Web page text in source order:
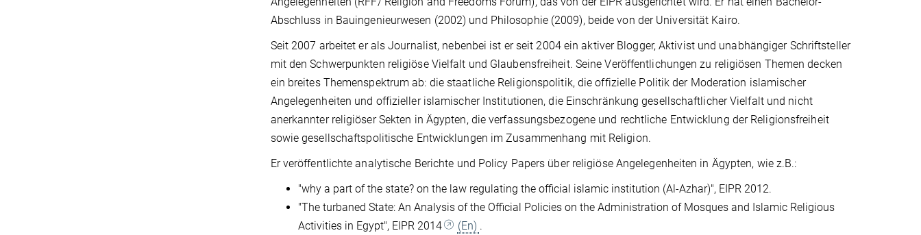
Abschluss in Bauingenieurwesen (2002) und Philosophie (2009), beide von der Universität Kairo.
Seit 2007 arbeitet er als Journalist, nebenbei ist er seit 2004 ein aktiver Blogger, Aktivist und unabhängiger Schriftsteller
mit den Schwerpunkten religiöse Vielfalt und Glaubensfreiheit. Seine Veröffentlichungen zu religiösen Themen decken
ein breites Themenspektrum ab: die staatliche Religionspolitik, die offizielle Politik der Moderation islamischer
Angelegenheiten und offizieller islamischer Institutionen, die Einschränkung gesellschaftlicher Vielfalt und nicht
anerkannter religiöser Sekten in Ägypten, die verfassungsbezogene und rechtliche Entwicklung der Religionsfreiheit
sowie gesellschaftspolitische Entwicklungen im Zusammenhang mit Religion.
Er veröffentlichte analytische Berichte und Policy Papers über religiöse Angelegenheiten in Ägypten, wie z.B.:
"why a part of the state? on the law regulating the official islamic institution (Al-Azhar)", EIPR 2012.
"The turbaned State: An Analysis of the Official Policies on the Administration of Mosques and Islamic Religious
Activities in Egypt", EIPR 2014
(En) .